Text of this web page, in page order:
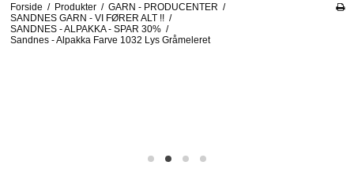
Forside / Produkter / GARN - PRODUCENTER /
SANDNES GARN - VI FØRER ALT !! /
SANDNES - ALPAKKA - SPAR 30% /
Sandnes - Alpakka Farve 1032 Lys Gråmeleret